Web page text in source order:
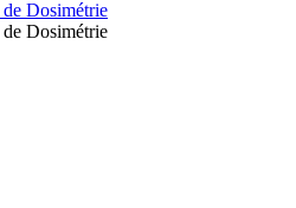
de Dosimétrie
de Dosimétrie